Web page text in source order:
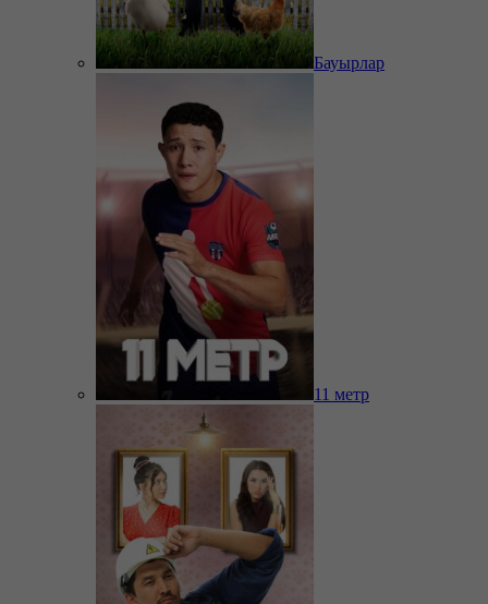
Бауырлар
11 метр